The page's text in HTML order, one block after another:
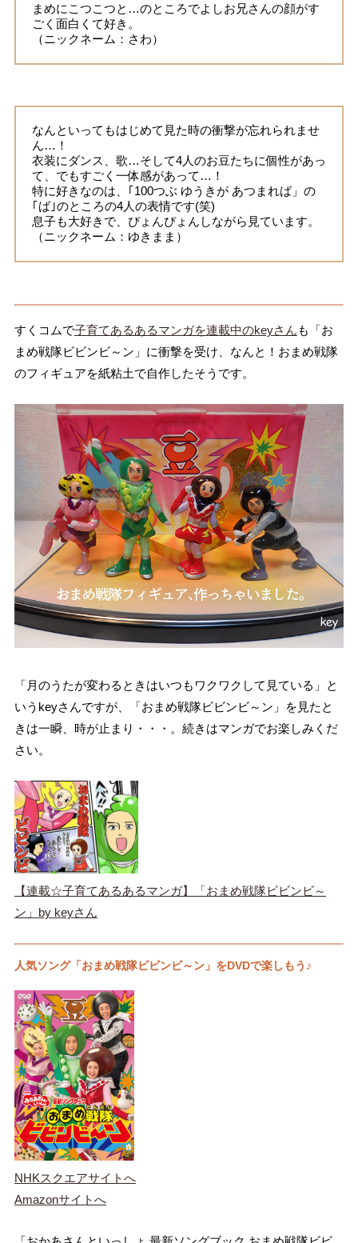
まめにこつこつと…のところでよしお兄さんの顔がす
ごく面白くて好き。
（ニックネーム：さわ）
なんといってもはじめて見た時の衝撃が忘れられませ
ん…！
衣装にダンス、歌…そして4人のお豆たちに個性があっ
て、でもすごく一体感があって…！
特に好きなのは、｢100つぶ ゆうきが あつまれば」の
｢ば｣のところの4人の表情です(笑)
息子も大好きで、ぴょんぴょんしながら見ています。
（ニックネーム：ゆきまま）
すくコムで子育てあるあるマンガを連載中のkeyさんも「お
まめ戦隊ビビンビ～ン」に衝撃を受け、なんと！おまめ戦隊
のフィギュアを紙粘土で自作したそうです。
「月のうたが変わるときはいつもワクワクして見ている」と
いうkeyさんですが、「おまめ戦隊ビビンビ～ン」を見たと
きは一瞬、時が止まり・・・。続きはマンガでお楽しみくだ
さい。
【連載☆子育てあるあるマンガ】「おまめ戦隊ビビンビ～
ン」by keyさん
人気ソング「おまめ戦隊ビビンビ～ン」をDVDで楽しもう♪
NHKスクエアサイトへ
Amazonサイトへ